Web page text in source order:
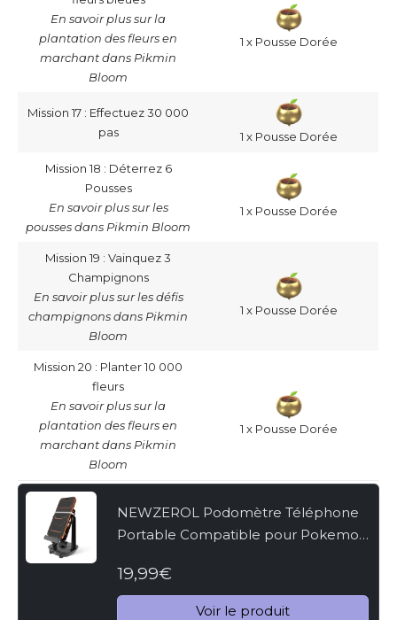
En savoir plus sur la
plantation des fleurs en
marchant dans Pikmin
Bloom
1 x Pousse Dorée
Mission 17 : Effectuez 30 000
pas
1 x Pousse Dorée
Mission 18 : Déterrez 6
Pousses
En savoir plus sur les
pousses dans Pikmin Bloom
1 x Pousse Dorée
Mission 19 : Vainquez 3
Champignons
En savoir plus sur les défis
champignons dans Pikmin
Bloom
1 x Pousse Dorée
Mission 20 : Planter 10 000
fleurs
En savoir plus sur la
plantation des fleurs en
marchant dans Pikmin
Bloom
1 x Pousse Dorée
NEWZEROL Podomètre Téléphone
Portable Compatible pour Pokemon
ou Bonbons Copains] [Version
Muette] Équipement Accessoire...
19,99€
Voir le produit